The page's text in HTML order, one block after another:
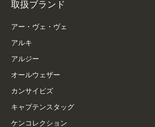
取扱ブランド
アー・ヴェ・ヴェ
アルキ
アルジー
オールウェザー
カンサイビズ
キャプテンスタッグ
ケンコレクション